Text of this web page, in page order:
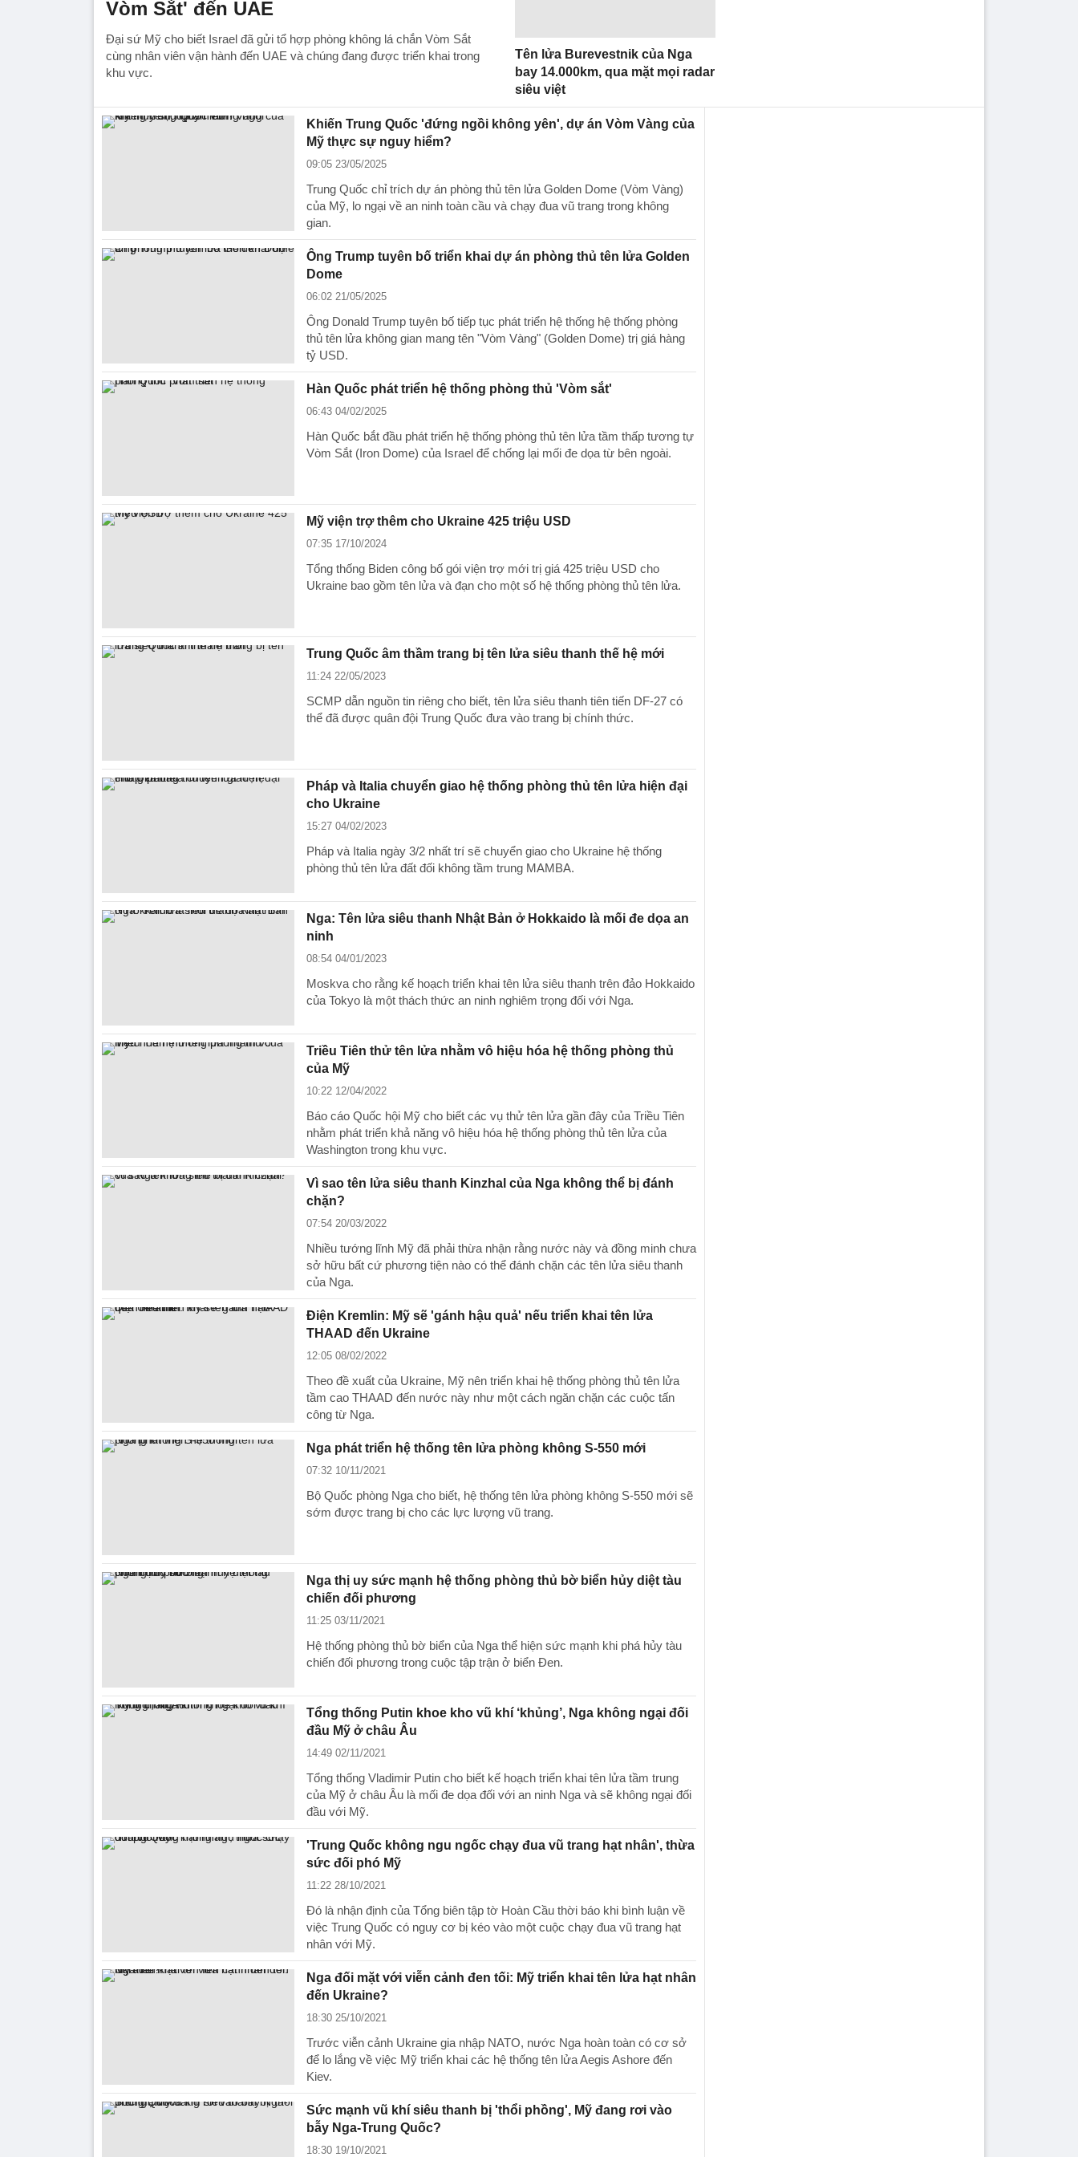
Vòm Sắt' đến UAE
Đại sứ Mỹ cho biết Israel đã gửi tổ hợp phòng không lá chắn Vòm Sắt
cùng nhân viên vận hành đến UAE và chúng đang được triển khai trong
khu vực.
Tên lửa Burevestnik của Nga
bay 14.000km, qua mặt mọi radar
siêu việt
Khiến Trung Quốc 'đứng ngồi không yên', dự án Vòm Vàng của
Mỹ thực sự nguy hiểm?
09:05 23/05/2025
Trung Quốc chỉ trích dự án phòng thủ tên lửa Golden Dome (Vòm Vàng)
của Mỹ, lo ngại về an ninh toàn cầu và chạy đua vũ trang trong không
gian.
Ông Trump tuyên bố triển khai dự án phòng thủ tên lửa Golden
Dome
06:02 21/05/2025
Ông Donald Trump tuyên bố tiếp tục phát triển hệ thống hệ thống phòng
thủ tên lửa không gian mang tên "Vòm Vàng" (Golden Dome) trị giá hàng
tỷ USD.
Hàn Quốc phát triển hệ thống phòng thủ 'Vòm sắt'
06:43 04/02/2025
Hàn Quốc bắt đầu phát triển hệ thống phòng thủ tên lửa tầm thấp tương tự
Vòm Sắt (Iron Dome) của Israel để chống lại mối đe dọa từ bên ngoài.
Mỹ viện trợ thêm cho Ukraine 425 triệu USD
07:35 17/10/2024
Tổng thống Biden công bố gói viện trợ mới trị giá 425 triệu USD cho
Ukraine bao gồm tên lửa và đạn cho một số hệ thống phòng thủ tên lửa.
Trung Quốc âm thầm trang bị tên lửa siêu thanh thế hệ mới
11:24 22/05/2023
SCMP dẫn nguồn tin riêng cho biết, tên lửa siêu thanh tiên tiến DF-27 có
thể đã được quân đội Trung Quốc đưa vào trang bị chính thức.
Pháp và Italia chuyển giao hệ thống phòng thủ tên lửa hiện đại
cho Ukraine
15:27 04/02/2023
Pháp và Italia ngày 3/2 nhất trí sẽ chuyển giao cho Ukraine hệ thống
phòng thủ tên lửa đất đối không tầm trung MAMBA.
Nga: Tên lửa siêu thanh Nhật Bản ở Hokkaido là mối đe dọa an
ninh
08:54 04/01/2023
Moskva cho rằng kế hoạch triển khai tên lửa siêu thanh trên đảo Hokkaido
của Tokyo là một thách thức an ninh nghiêm trọng đối với Nga.
Triều Tiên thử tên lửa nhằm vô hiệu hóa hệ thống phòng thủ
của Mỹ
10:22 12/04/2022
Báo cáo Quốc hội Mỹ cho biết các vụ thử tên lửa gần đây của Triều Tiên
nhằm phát triển khả năng vô hiệu hóa hệ thống phòng thủ tên lửa của
Washington trong khu vực.
Vì sao tên lửa siêu thanh Kinzhal của Nga không thể bị đánh
chặn?
07:54 20/03/2022
Nhiều tướng lĩnh Mỹ đã phải thừa nhận rằng nước này và đồng minh chưa
sở hữu bất cứ phương tiện nào có thể đánh chặn các tên lửa siêu thanh
của Nga.
Điện Kremlin: Mỹ sẽ 'gánh hậu quả' nếu triển khai tên lửa
THAAD đến Ukraine
12:05 08/02/2022
Theo đề xuất của Ukraine, Mỹ nên triển khai hệ thống phòng thủ tên lửa
tầm cao THAAD đến nước này như một cách ngăn chặn các cuộc tấn
công từ Nga.
Nga phát triển hệ thống tên lửa phòng không S-550 mới
07:32 10/11/2021
Bộ Quốc phòng Nga cho biết, hệ thống tên lửa phòng không S-550 mới sẽ
sớm được trang bị cho các lực lượng vũ trang.
Nga thị uy sức mạnh hệ thống phòng thủ bờ biển hủy diệt tàu
chiến đối phương
11:25 03/11/2021
Hệ thống phòng thủ bờ biển của Nga thể hiện sức mạnh khi phá hủy tàu
chiến đối phương trong cuộc tập trận ở biển Đen.
Tổng thống Putin khoe kho vũ khí ‘khủng’, Nga không ngại đối
đầu Mỹ ở châu Âu
14:49 02/11/2021
Tổng thống Vladimir Putin cho biết kế hoạch triển khai tên lửa tầm trung
của Mỹ ở châu Âu là mối đe dọa đối với an ninh Nga và sẽ không ngại đối
đầu với Mỹ.
'Trung Quốc không ngu ngốc chạy đua vũ trang hạt nhân', thừa
sức đối phó Mỹ
11:22 28/10/2021
Đó là nhận định của Tổng biên tập tờ Hoàn Cầu thời báo khi bình luận về
việc Trung Quốc có nguy cơ bị kéo vào một cuộc chạy đua vũ trang hạt
nhân với Mỹ.
Nga đối mặt với viễn cảnh đen tối: Mỹ triển khai tên lửa hạt nhân
đến Ukraine?
18:30 25/10/2021
Trước viễn cảnh Ukraine gia nhập NATO, nước Nga hoàn toàn có cơ sở
để lo lắng về việc Mỹ triển khai các hệ thống tên lửa Aegis Ashore đến
Kiev.
Sức mạnh vũ khí siêu thanh bị 'thổi phồng', Mỹ đang rơi vào
bẫy Nga-Trung Quốc?
18:30 19/10/2021